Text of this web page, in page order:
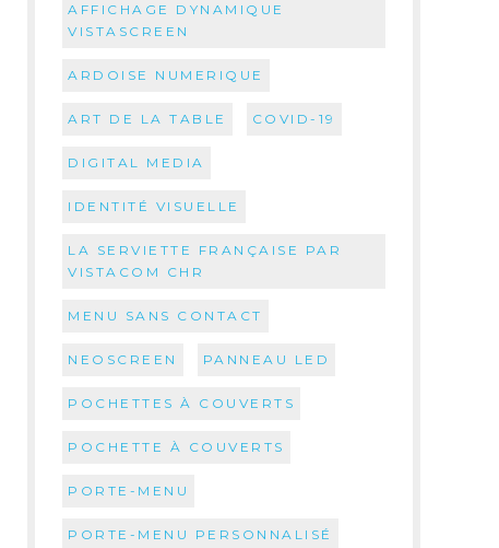
AFFICHAGE DYNAMIQUE
VISTASCREEN
ARDOISE NUMERIQUE
ART DE LA TABLE COVID-19
DIGITAL MEDIA
IDENTITÉ VISUELLE
LA SERVIETTE FRANÇAISE PAR
VISTACOM CHR
MENU SANS CONTACT
NEOSCREEN PANNEAU LED
POCHETTES À COUVERTS
POCHETTE À COUVERTS
PORTE-MENU
PORTE-MENU PERSONNALISÉ